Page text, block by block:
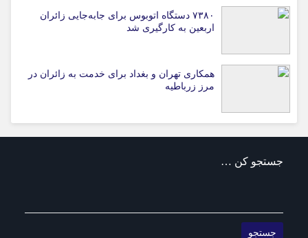
۷۳۸۰ دستگاه اتوبوس برای جابه‌جایی زائران
اربعین به‌ کارگیری شد
همکاری تهران و بغداد برای خدمت به زائران در
مرز زرباطیه
جستجو کن …